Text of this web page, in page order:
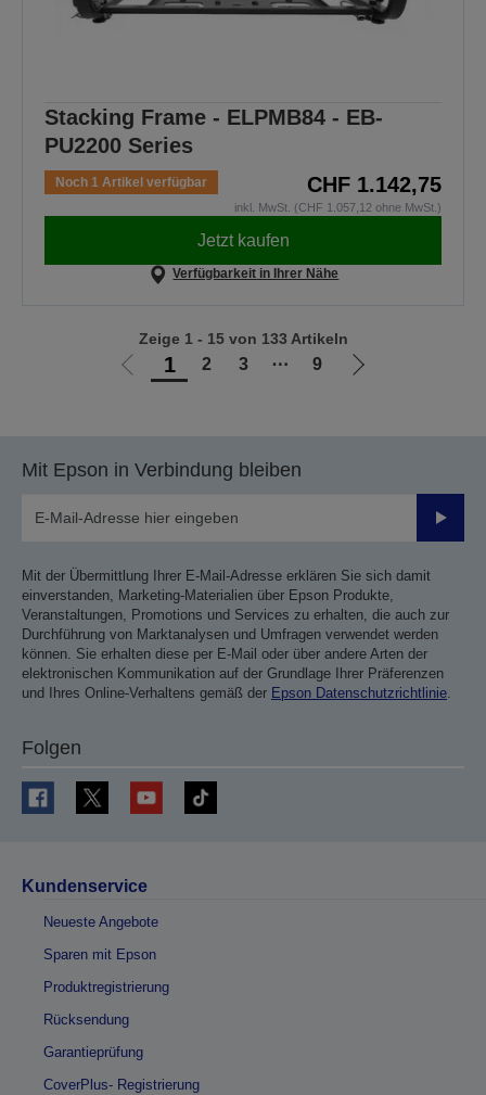
Stacking Frame - ELPMB84 - EB-
PU2200 Series
Noch 1 Artikel verfügbar CHF 1.142,75
inkl. MwSt. (CHF 1.057,12 ohne MwSt.)
Jetzt kaufen
Verfügbarkeit in Ihrer Nähe
Zur
1 2 3 ⋯ 9
Zur
Zeige 1 - 15 von 133 Artikeln
Mit Epson in Verbindung bleiben
Mit der Übermittlung Ihrer E-Mail-Adresse erklären Sie sich damit
einverstanden, Marketing-Materialien über Epson Produkte,
Veranstaltungen, Promotions und Services zu erhalten, die auch zur
Durchführung von Marktanalysen und Umfragen verwendet werden
können. Sie erhalten diese per E-Mail oder über andere Arten der
elektronischen Kommunikation auf der Grundlage Ihrer Präferenzen
und Ihres Online-Verhaltens gemäß der Epson Datenschutzrichtlinie.
Folgen
Kundenservice
Neueste Angebote
Sparen mit Epson
Produktregistrierung
Rücksendung
Garantieprüfung
CoverPlus- Registrierung